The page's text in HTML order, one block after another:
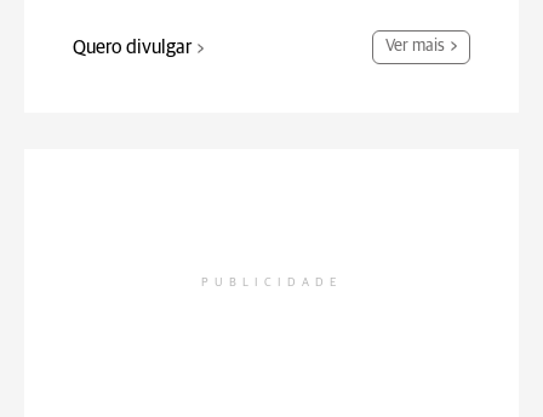
Quero divulgar Ver mais
PUBLICIDADE